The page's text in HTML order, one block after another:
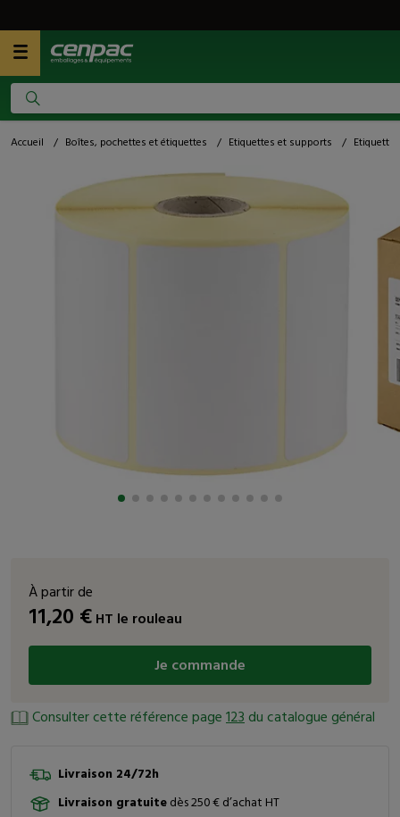
Accueil / Boîtes, pochettes et étiquettes / Etiquettes et supports /
À partir de
11,20 €HT le rouleau
Je commande
Consulter cette référence page123du catalogue général
Livraison 24/72h
Livraison gratuitedès 250 € d’achat HT